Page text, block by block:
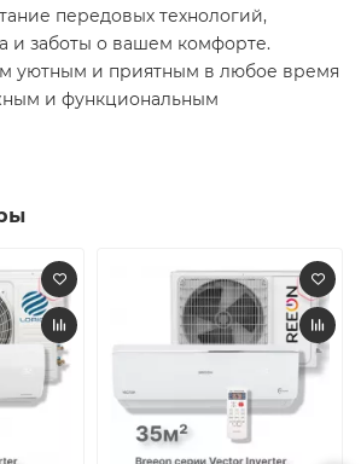
передовых технологий,
и заботы о вашем комфорте.
уютным и приятным в любое время
и функциональным